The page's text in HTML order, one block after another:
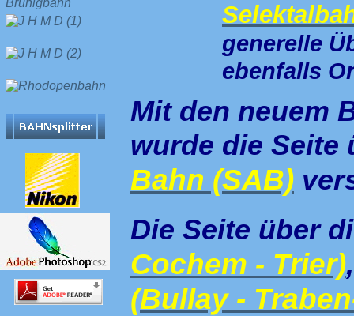
generelle
ebenfalls
Mit den neuem
wurde die Seite
Bahn (SAB)
Die Seite über
Cochem - Trier)
(Bullay -